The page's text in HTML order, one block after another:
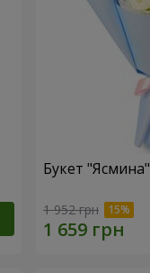
Букет "Ясмина"
1 952 грн